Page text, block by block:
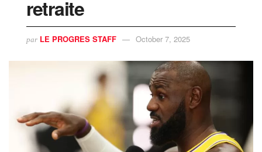
retraite
par LE PROGRES STAFF October 7, 2025